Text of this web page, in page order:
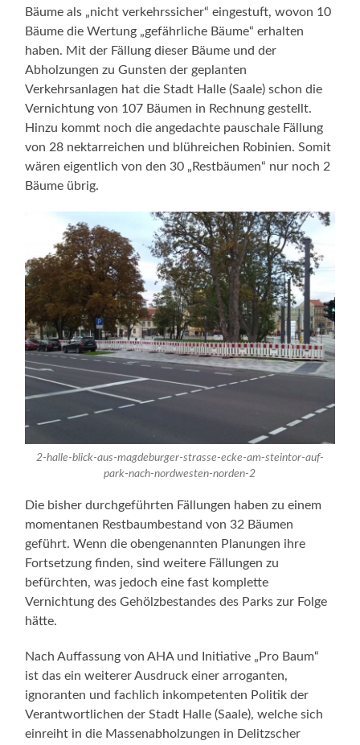
Bäume als „nicht verkehrssicher“ eingestuft, wovon 10
Bäume die Wertung „gefährliche Bäume“ erhalten
haben. Mit der Fällung dieser Bäume und der
Abholzungen zu Gunsten der geplanten
Verkehrsanlagen hat die Stadt Halle (Saale) schon die
Vernichtung von 107 Bäumen in Rechnung gestellt.
Hinzu kommt noch die angedachte pauschale Fällung
von 28 nektarreichen und blühreichen Robinien. Somit
wären eigentlich von den 30 „Restbäumen“ nur noch 2
Bäume übrig.
2-halle-blick-aus-magdeburger-strasse-ecke-am-steintor-auf-
park-nach-nordwesten-norden-2
Die bisher durchgeführten Fällungen haben zu einem
momentanen Restbaumbestand von 32 Bäumen
geführt. Wenn die obengenannten Planungen ihre
Fortsetzung finden, sind weitere Fällungen zu
befürchten, was jedoch eine fast komplette
Vernichtung des Gehölzbestandes des Parks zur Folge
hätte.
Nach Auffassung von AHA und Initiative „Pro Baum“
ist das ein weiterer Ausdruck einer arroganten,
ignoranten und fachlich inkompetenten Politik der
Verantwortlichen der Stadt Halle (Saale), welche sich
einreiht in die Massenabholzungen in Delitzscher